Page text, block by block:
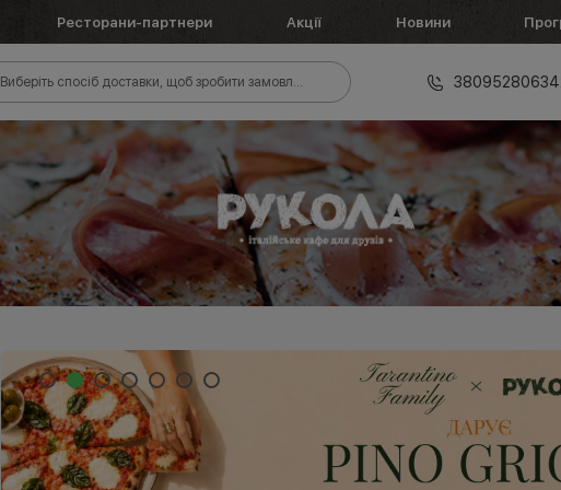
Ресторани-партнери Акції Новини
Виберіть спосіб доставки, щоб зробити замовлення